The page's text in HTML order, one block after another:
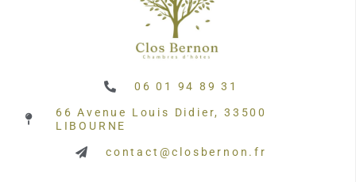
06 01 94 89 31
66 Avenue Louis Didier, 33500
LIBOURNE
contact@closbernon.fr